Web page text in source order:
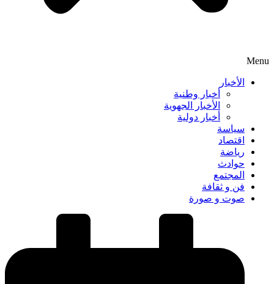
Menu
الأخبار
أخبار وطنية
الأخبار الجهوية
أخبار دولية
سياسة
اقتصاد
رياضة
حوادث
المجتمع
فن و ثقافة
صوت و صورة